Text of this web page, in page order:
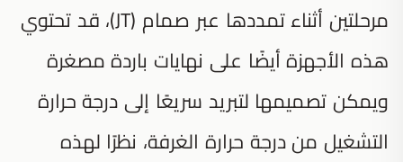
مرحلتين أثناء تمددها عبر صمام (JT)، قد تحتوي
هذه الأجهزة أيضًا على نهايات باردة مصغرة
ويمكن تصميمها لتبريد سريعًا إلى درجة حرارة
التشغيل من درجة حرارة الغرفة، نظرًا لهذه